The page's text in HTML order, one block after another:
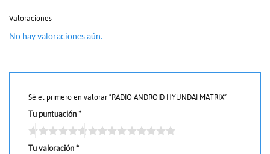
Valoraciones
No hay valoraciones aún.
Sé el primero en valorar “RADIO ANDROID HYUNDAI MATRIX”
Tu puntuación *
Tu valoración *